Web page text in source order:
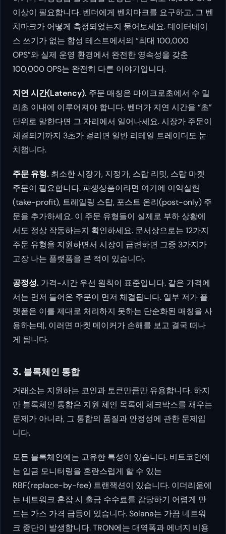
이상이 필요합니다. 벤더에게 벤치마크를 요구하고, 그 벤
치마크가 어떻게 측정되었는지 물어보세요. 데이터베이
스 쓰기가 없는 합성 테스트에서의 “최대 100,000
OPS”와 실제 운영 환경에서 완전한 영속성을 갖춘
100,000 OPS는 완전히 다른 이야기입니다.
지연 시간(Latency). 주문 매칭은 마이크로초에서 수 밀
리초 이내에 이루어져야 합니다. 벤더가 지연 시간을 “초”
단위로 말한다면 그 자리에서 일어나세요. 시장가 주문이
체결되기까지 3초가 걸리면 일반 리테일 트레이더도 눈
치챕니다.
주문 유형. 최소한 시장가, 지정가, 스탑 리밋, 스탑 마켓
주문이 필요합니다. 파생상품이라면 여기에 이익실현
(take-profit), 트레일링 스탑, 포스트 온리(post-only) 주
문을 추가하세요. 이 주문 유형들이 실제로 부하 상황에
서도 정상 작동하는지 확인하세요. 문서상으로는 12가지
주문 유형을 지원하면서 시장이 급변하면 그중 3가지가
고장 나는 플랫폼을 본 적이 있습니다.
공정성. 가격-시간 우선 원칙이 표준입니다. 같은 가격에
서는 먼저 들어온 주문이 먼저 체결됩니다. 일부 저가 플
랫폼은 이를 제대로 처리하지 못하는 단순화된 매칭을 사
용하는데, 이러면 마켓 메이커가 손해를 보고 결국 떠나
게 됩니다.
3. 블록체인 통합
거래소는 지원하는 코인과 토큰만큼만 유용합니다. 하지
만 블록체인 통합은 지원 체인 목록에 체크박스를 채우는
문제가 아니라, 그 통합의 품질과 안정성에 관한 문제입
니다.
모든 블록체인에는 고유한 특성이 있습니다. 비트코인에
는 입금 모니터링을 혼란스럽게 할 수 있는
RBF(replace-by-fee) 트랜잭션이 있습니다. 이더리움에
는 네트워크 혼잡 시 출금 수수료를 감당하기 어렵게 만
드는 가스 가격 급등이 있습니다. Solana는 가끔 네트워
크 중단이 발생합니다. TRON에는 대역폭과 에너지 비용